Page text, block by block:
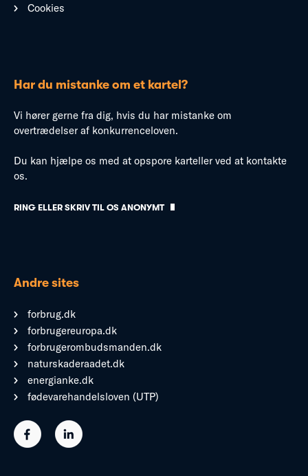
Cookies
Har du mistanke om et kartel?
Vi hører gerne fra dig, hvis du har mistanke om
overtrædelser af konkurrenceloven.
Du kan hjælpe os med at opspore karteller ved at kontakte
os.
RING ELLER SKRIV TIL OS ANONYMT
Andre sites
forbrug.dk
forbrugereuropa.dk
forbrugerombudsmanden.dk
naturskaderaadet.dk
energianke.dk
fødevarehandelsloven (UTP)